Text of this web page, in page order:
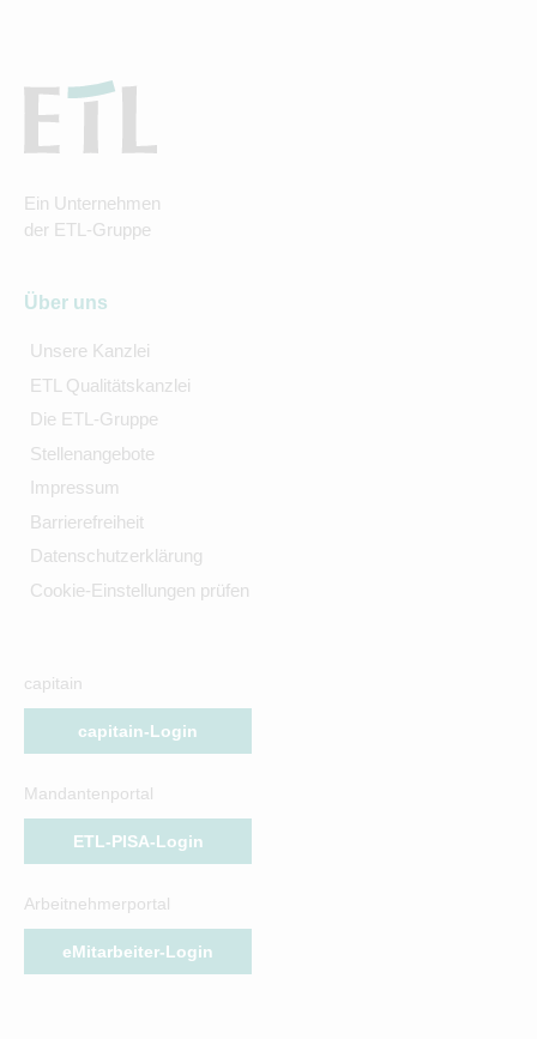
Ein Unternehmen
der ETL-Gruppe
Über uns
Unsere Kanzlei
ETL Qualitätskanzlei
Die ETL-Gruppe
Stellenangebote
Impressum
Barrierefreiheit
Datenschutzerklärung
Cookie-Einstellungen prüfen
capitain
capitain-Login
Mandantenportal
ETL-PISA-Login
Arbeitnehmerportal
eMitarbeiter-Login